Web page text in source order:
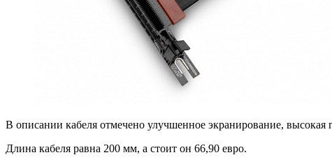
В описании кабеля отмечено улучшенное экранирование, высокая
Длина кабеля равна 200 мм, а стоит он 66,90 евро.